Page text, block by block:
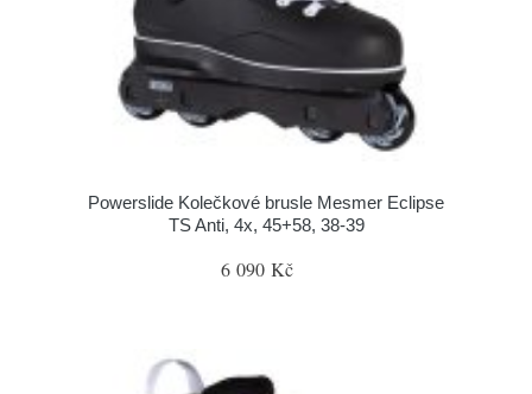
Powerslide Kolečkové brusle Mesmer Eclipse
TS Anti, 4x, 45+58, 38-39
6 090 Kč